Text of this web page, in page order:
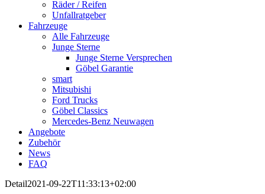
Räder / Reifen
Unfallratgeber
Fahrzeuge
Alle Fahrzeuge
Junge Sterne
Junge Sterne Versprechen
Göbel Garantie
smart
Mitsubishi
Ford Trucks
Göbel Classics
Mercedes-Benz Neuwagen
Angebote
Zubehör
News
FAQ
Detail2021-09-22T11:33:13+02:00